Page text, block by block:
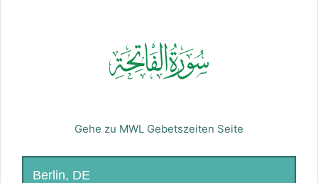
Gehe zu MWL Gebetszeiten Seite
Berlin, DE